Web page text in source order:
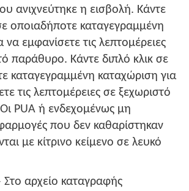
ανιχνεύτηκε η εισβολή. Κάντε
οποιαδήποτε καταγεγραμμένη
να εμφανίσετε τις λεπτομέρειες
παράθυρο. Κάντε διπλό κλικ σε
καταγεγραμμένη καταχώριση για
τις λεπτομέρειες σε ξεχωριστό
PUA ή ενδεχομένως μη
που δεν καθαρίστηκαν
με κίτρινο κείμενο σε λευκό
Στο αρχείο καταγραφής